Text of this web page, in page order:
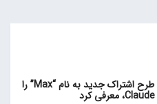
آنتروپیک امروز یک طرح اشتراک جدید به نام “Max” را